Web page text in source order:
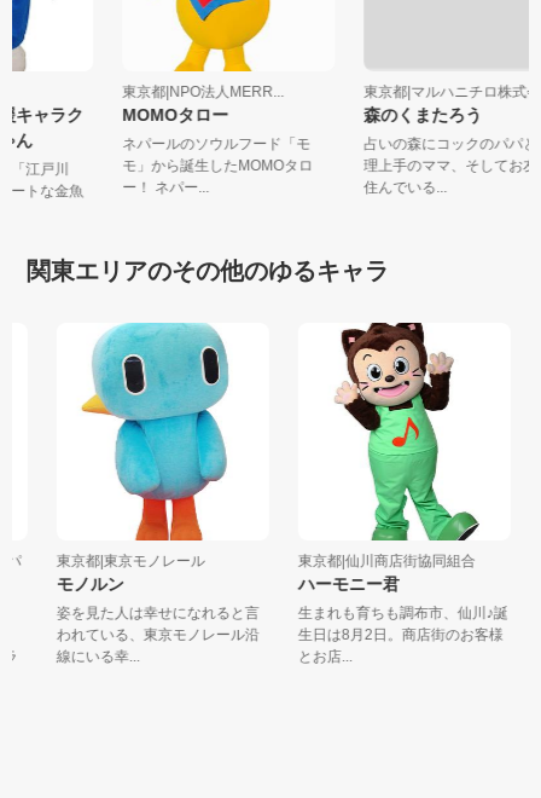
キャラク
ん
「江戸川
ートな金魚
東京都|NPO法人MERR...
MOMOタロー
ネパールのソウルフード「モ
モ」から誕生したMOMOタロ
ー！ ネパー...
東京都|マルハニチロ株式
森のくまたろう
占いの森にコックのパパ
理上手のママ、そしてお
住んでいる...
関東エリアのその他のゆるキャラ
東京都|東京モノレール
モノルン
姿を見た人は幸せになれると言
われている、東京モノレール沿
線にいる幸...
東京都|仙川商店街協同組合
ハーモニー君
生まれも育ちも調布市、仙川♪誕
生日は8月2日。商店街のお客様
とお店...